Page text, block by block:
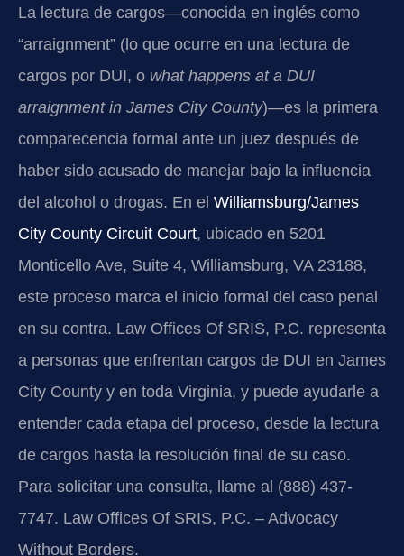
La lectura de cargos—conocida en inglés como
“arraignment” (lo que ocurre en una lectura de
cargos por DUI, o what happens at a DUI
arraignment in James City County)—es la primera
comparecencia formal ante un juez después de
haber sido acusado de manejar bajo la influencia
del alcohol o drogas. En el Williamsburg/James
City County Circuit Court, ubicado en 5201
Monticello Ave, Suite 4, Williamsburg, VA 23188,
este proceso marca el inicio formal del caso penal
en su contra. Law Offices Of SRIS, P.C. representa
a personas que enfrentan cargos de DUI en James
City County y en toda Virginia, y puede ayudarle a
entender cada etapa del proceso, desde la lectura
de cargos hasta la resolución final de su caso.
Para solicitar una consulta, llame al (888) 437-
7747. Law Offices Of SRIS, P.C. – Advocacy
Without Borders.